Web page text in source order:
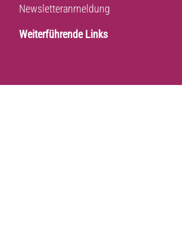
Newsletteranmeldung
Weiterführende Links